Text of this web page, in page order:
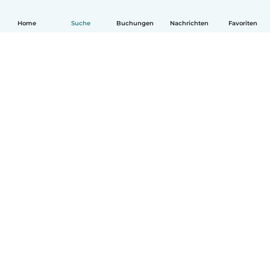
Home Suche Buchungen Nachrichten Favoriten